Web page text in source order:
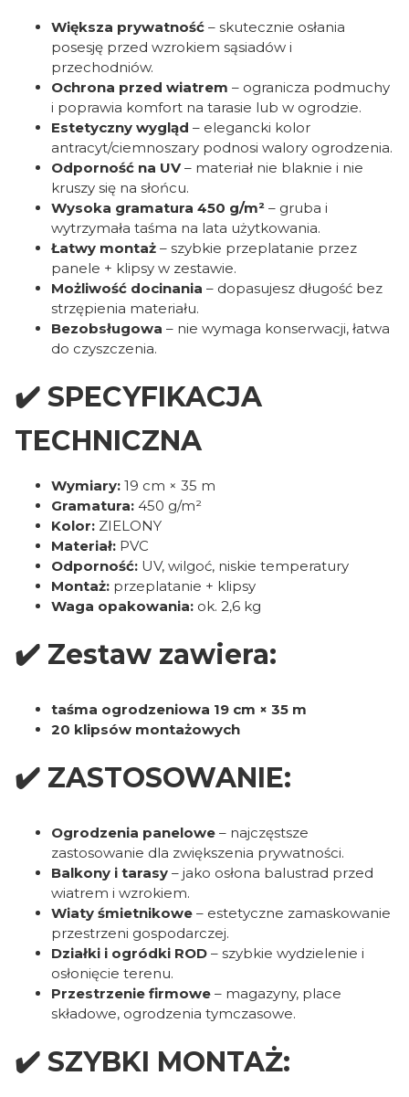
Większa prywatność – skutecznie osłania
posesję przed wzrokiem sąsiadów i
przechodniów.
Ochrona przed wiatrem – ogranicza podmuchy
i poprawia komfort na tarasie lub w ogrodzie.
Estetyczny wygląd – elegancki kolor
antracyt/ciemnoszary podnosi walory ogrodzenia.
Odporność na UV– materiał nie blaknie i nie
kruszy się na słońcu.
Wysoka gramatura 450 g/m² – gruba i
wytrzymała taśma na lata użytkowania.
Łatwy montaż – szybkie przeplatanie przez
panele + klipsy w zestawie.
Możliwość docinania – dopasujesz długość bez
strzępienia materiału.
Bezobsługowa – nie wymaga konserwacji, łatwa
do czyszczenia.
✔️ SPECYFIKACJA
TECHNICZNA
Wymiary: 19 cm × 35 m
Gramatura: 450 g/m²
Kolor: ZIELONY
Materiał: PVC
Odporność: UV, wilgoć, niskie temperatury
Montaż: przeplatanie + klipsy
Waga opakowania: ok. 2,6 kg
✔️ Zestaw zawiera:
taśma ogrodzeniowa 19 cm × 35 m
20 klipsów montażowych
✔️ ZASTOSOWANIE:
Ogrodzenia panelowe – najczęstsze
zastosowanie dla zwiększenia prywatności.
Balkony i tarasy – jako osłona balustrad przed
wiatrem i wzrokiem.
Wiaty śmietnikowe – estetyczne zamaskowanie
przestrzeni gospodarczej.
Działki i ogródki ROD – szybkie wydzielenie i
osłonięcie terenu.
Przestrzenie firmowe – magazyny, place
składowe, ogrodzenia tymczasowe.
✔️ SZYBKI MONTAŻ: